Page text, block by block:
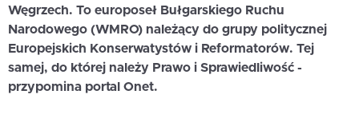
Węgrzech. To europoseł Bułgarskiego Ruchu
Narodowego (WMRO) należący do grupy politycznej
Europejskich Konserwatystów i Reformatorów. Tej
samej, do której należy Prawo i Sprawiedliwość -
przypomina portal Onet.